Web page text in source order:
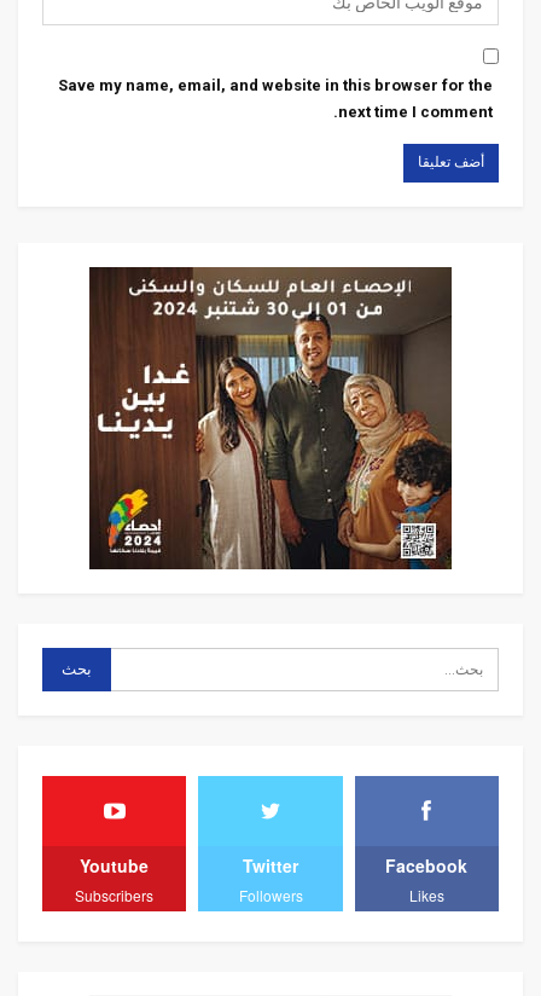
Save my name, email, and website in this browser for the
next time I comment.
Facebook
Likes
Twitter
Followers
Youtube
Subscribers